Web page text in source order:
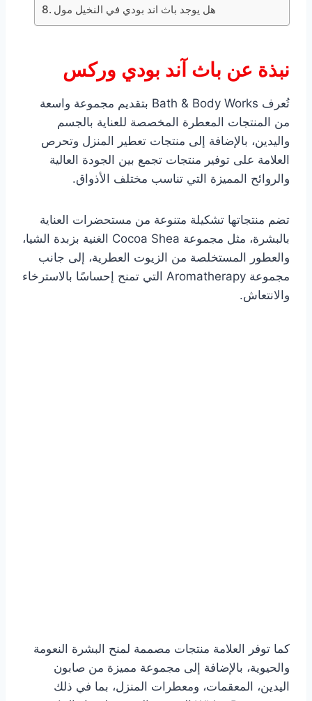
هل يوجد باث اند بودي في النخيل مول
نبذة عن باث آند بودي وركس
تُعرف Bath & Body Works بتقديم مجموعة واسعة
من المنتجات المعطرة المخصصة للعناية بالجسم
واليدين، بالإضافة إلى منتجات تعطير المنزل وتحرص
العلامة على توفير منتجات تجمع بين الجودة العالية
والروائح المميزة التي تناسب مختلف الأذواق.
تضم منتجاتها تشكيلة متنوعة من مستحضرات العناية
بالبشرة، مثل مجموعة Cocoa Shea الغنية بزبدة الشيا،
والعطور المستخلصة من الزيوت العطرية، إلى جانب
مجموعة Aromatherapy التي تمنح إحساسًا بالاسترخاء
والانتعاش.
كما توفر العلامة منتجات مصممة لمنح البشرة النعومة
والحيوية، بالإضافة إلى مجموعة مميزة من صابون
اليدين، المعقمات، ومعطرات المنزل، بما في ذلك